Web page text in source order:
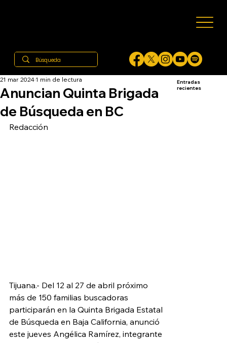
Anuncian Quinta Brigada
de Búsqueda en BC
21 mar 2024 1 min de lectura
Redacción
Tijuana.- Del 12 al 27 de abril próximo
más de 150 familias buscadoras
participarán en la Quinta Brigada Estatal
de Búsqueda en Baja California, anunció
este jueves Angélica Ramírez, integrante
Entradas
recientes